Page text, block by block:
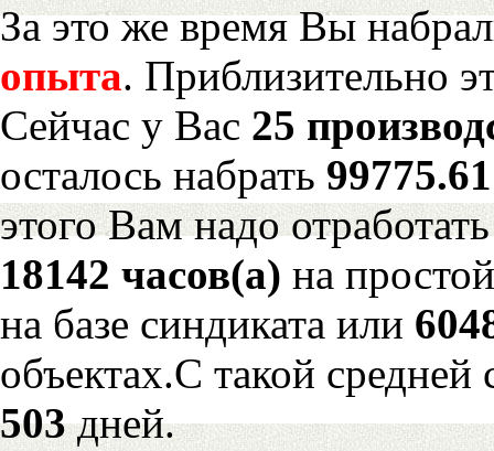
За это же время Вы
опыта. Приблизительно
Сейчас у Вас 25
осталось набрать
этого Вам надо отработать
18142 часов(а) на
на базе синдиката или
объектах.С такой
503дней.